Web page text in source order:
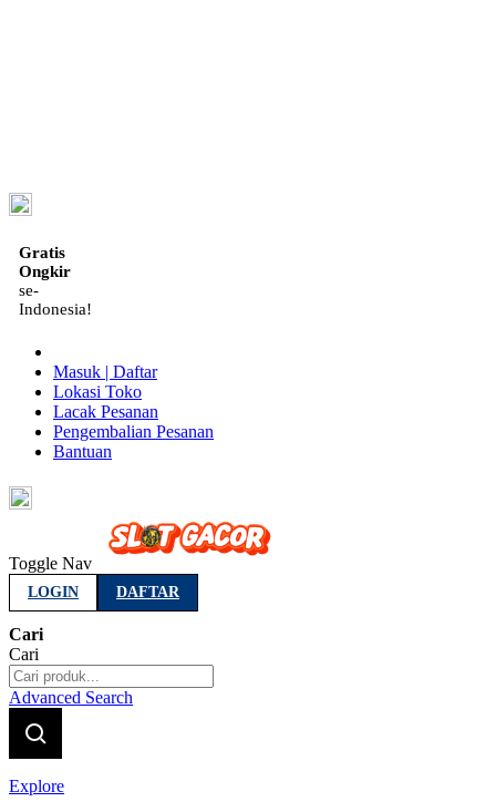
Gratis
Ongkir
se-
Indonesia!
Masuk | Daftar
Lokasi Toko
Lacak Pesanan
Pengembalian Pesanan
Bantuan
Toggle Nav
LOGIN DAFTAR
Cari
Cari
Advanced Search
Explore